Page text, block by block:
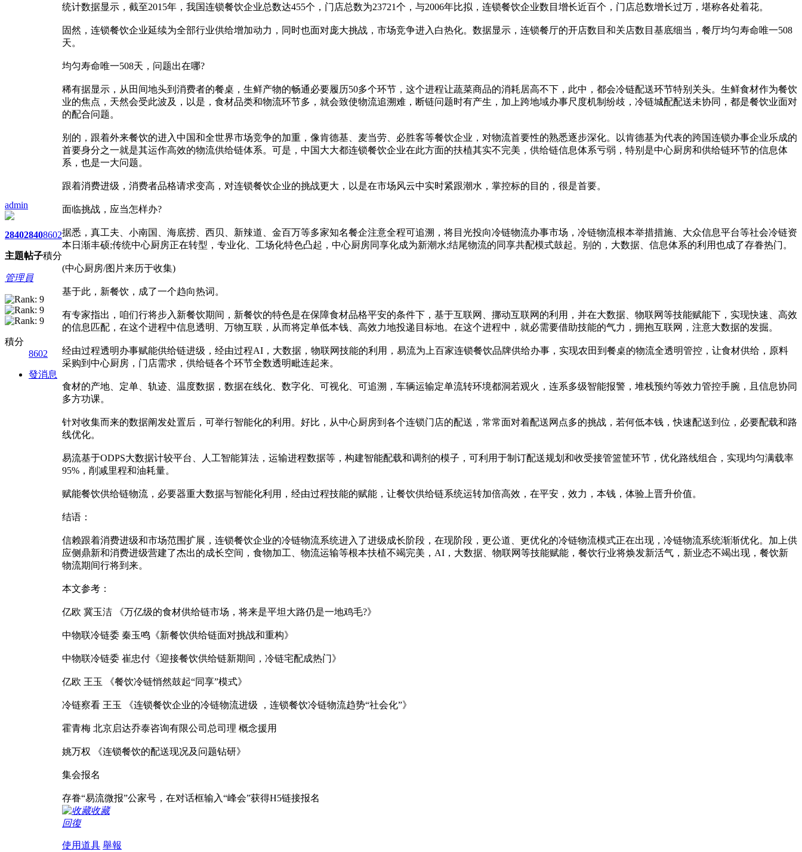
admin
2840
主題
2840
帖子
8602
積分
管理員
積分
8602
發消息
统计数据显示，截至2015年，我国连锁餐饮企业总数达455个，门店总数为23721个，与2006年比拟，连锁餐饮企业数目增长近百个，门店总数增长过万，堪称各处着花。
固然，连锁餐饮企业延续为全部行业供给增加动力，同时也面对庞大挑战，市场竞争进入白热化。数据显示，连锁餐厅的开店数目和关店数目基底细当，餐厅均匀寿命唯一508
天。
均匀寿命唯一508天，问题出在哪?
稀有据显示，从田间地头到消费者的餐桌，生鲜产物的畅通必要履历50多个环节，这个进程让蔬菜商品的消耗居高不下，此中，都会冷链配送环节特别关头。生鲜食材作为餐饮
业的焦点，天然会受此波及，以是，食材品类和物流环节多，就会致使物流追溯难，断链问题时有产生，加上跨地域办事尺度机制纷歧，冷链城配配送未协同，都是餐饮业面对
的配合问题。
别的，跟着外来餐饮的进入中国和全世界市场竞争的加重，像肯德基、麦当劳、必胜客等餐饮企业，对物流首要性的熟悉逐步深化。以肯德基为代表的跨国连锁办事企业乐成的
首要身分之一就是其运作高效的物流供给链体系。可是，中国大大都连锁餐饮企业在此方面的扶植其实不完美，供给链信息体系亏弱，特别是中心厨房和供给链环节的信息体
系，也是一大问题。
跟着消费进级，消费者品格请求变高，对连锁餐饮企业的挑战更大，以是在市场风云中实时紧跟潮水，掌控标的目的，很是首要。
面临挑战，应当怎样办?
据悉，真工夫、小南国、海底捞、西贝、新辣道、金百万等多家知名餐企注意全程可追溯，将目光投向冷链物流办事市场，冷链物流根本举措措施、大众信息平台等社会冷链资
本日渐丰硕;传统中心厨房正在转型，专业化、工场化特色凸起，中心厨房同享化成为新潮水;结尾物流的同享共配模式鼓起。别的，大数据、信息体系的利用也成了存眷热门。
(中心厨房/图片来历于收集)
基于此，新餐饮，成了一个趋向热词。
有专家指出，咱们行将步入新餐饮期间，新餐饮的特色是在保障食材品格平安的条件下，基于互联网、挪动互联网的利用，并在大数据、物联网等技能赋能下，实现快速、高效
的信息匹配，在这个进程中信息透明、万物互联，从而将定单低本钱、高效力地投递目标地。在这个进程中，就必需要借助技能的气力，拥抱互联网，注意大数据的发掘。
经由过程透明办事赋能供给链进级，经由过程AI，大数据，物联网技能的利用，易流为上百家连锁餐饮品牌供给办事，实现农田到餐桌的物流全透明管控，让食材供给，原料
采购到中心厨房，门店需求，供给链各个环节全数透明毗连起来。
食材的产地、定单、轨迹、温度数据，数据在线化、数字化、可视化、可追溯，车辆运输定单流转环境都洞若观火，连系多级智能报警，堆栈预约等效力管控手腕，且信息协同
多方功课。
针对收集而来的数据阐发处置后，可举行智能化的利用。好比，从中心厨房到各个连锁门店的配送，常常面对着配送网点多的挑战，若何低本钱，快速配送到位，必要配载和路
线优化。
易流基于ODPS大数据计较平台、人工智能算法，运输进程数据等，构建智能配载和调剂的模子，可利用于制订配送规划和收受接管篮筐环节，优化路线组合，实现均匀满载率
95%，削减里程和油耗量。
赋能餐饮供给链物流，必要器重大数据与智能化利用，经由过程技能的赋能，让餐饮供给链系统运转加倍高效，在平安，效力，本钱，体验上晋升价值。
结语：
信赖跟着消费进级和市场范围扩展，连锁餐饮企业的冷链物流系统进入了进级成长阶段，在现阶段，更公道、更优化的冷链物流模式正在出现，冷链物流系统渐渐优化。加上供
应侧鼎新和消费进级营建了杰出的成长空间，食物加工、物流运输等根本扶植不竭完美，AI，大数据、物联网等技能赋能，餐饮行业将焕发新活气，新业态不竭出现，餐饮新
物流期间行将到来。
本文参考：
亿欧 冀玉洁 《万亿级的食材供给链市场，将来是平坦大路仍是一地鸡毛?》
中物联冷链委 秦玉鸣《新餐饮供给链面对挑战和重构》
中物联冷链委 崔忠付《迎接餐饮供给链新期间，冷链宅配成热门》
亿欧 王玉 《餐饮冷链悄然鼓起“同享”模式》
冷链察看 王玉 《连锁餐饮企业的冷链物流进级 ，连锁餐饮冷链物流趋势“社会化”》
霍青梅 北京启达乔泰咨询有限公司总司理 概念援用
姚万权 《连锁餐饮的配送现况及问题钻研》
集会报名
存眷“易流微报”公家号，在对话框输入“峰会”获得H5链接报名
收藏
回復
使用道具 舉報